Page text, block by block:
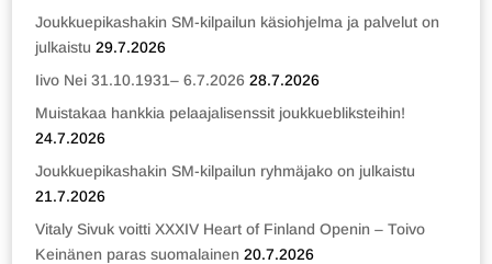
Joukkuepikashakin SM-kilpailun käsiohjelma ja palvelut on
julkaistu 29.7.2026
Iivo Nei 31.10.1931– 6.7.2026 28.7.2026
Muistakaa hankkia pelaajalisenssit joukkuebliksteihin!
24.7.2026
Joukkuepikashakin SM-kilpailun ryhmäjako on julkaistu
21.7.2026
Vitaly Sivuk voitti XXXIV Heart of Finland Openin – Toivo
Keinänen paras suomalainen 20.7.2026